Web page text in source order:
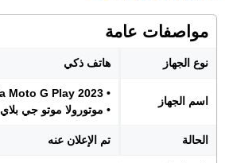
مواصفات عامة
نوع الجهاز هاتف ذكي
اسم الجهاز
• Motorola Moto G Play 2023
• موتورولا موتو جي بلاي 2023
الحالة تم الإعلان عنه